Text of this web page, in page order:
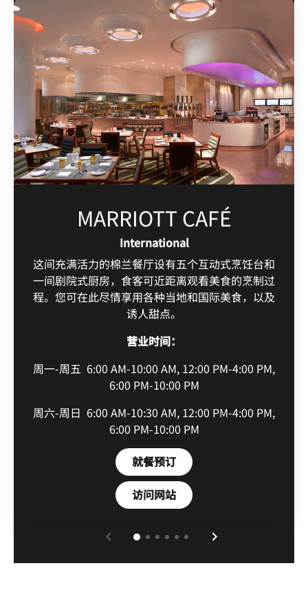
MARRIOTT CAFÉ
International
这间充满活力的棉兰餐厅设有五个互动式烹饪台和
一间剧院式厨房，食客可近距离观看美食的烹制过
程。您可在此尽情享用各种当地和国际美食，以及
诱人甜点。
营业时间：
周一-周五 6:00 AM-10:00 AM, 12:00 PM-4:00 PM,
6:00 PM-10:00 PM
周六-周日 6:00 AM-10:30 AM, 12:00 PM-4:00 PM,
6:00 PM-10:00 PM
就餐预订Open in New Tab
访问网站Open in New Tab